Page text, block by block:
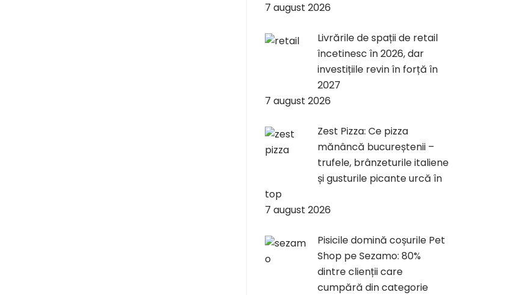
7 august 2026
Livrările de spații de retail
încetinesc în 2026, dar
investițiile revin în forță în
2027
7 august 2026
Zest Pizza: Ce pizza
mănâncă bucureștenii –
trufele, brânzeturile italiene
și gusturile picante urcă în
top
7 august 2026
Pisicile domină coșurile Pet
Shop pe Sezamo: 80%
dintre clienții care
cumpără din categorie